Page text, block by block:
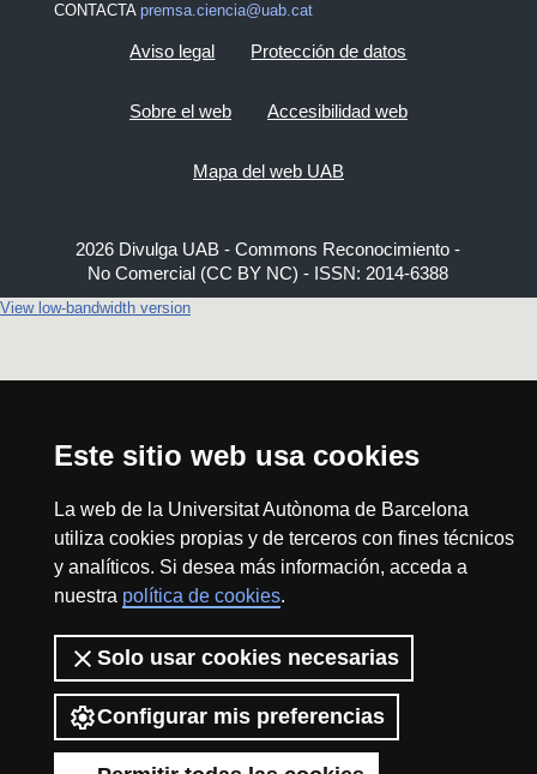
Este sitio web usa cookies
La web de la Universitat Autònoma de Barcelona
utiliza cookies propias y de terceros con fines técnicos
y analíticos. Si desea más información, acceda a
nuestra política de cookies.
Solo usar cookies necesarias
Configurar mis preferencias
CONTACTA premsa.ciencia@uab.cat
Aviso legal Protección de datos
Sobre el web Accesibilidad web
Mapa del web UAB
2026 Divulga UAB - Commons Reconocimiento -
No Comercial (CC BY NC) - ISSN: 2014-6388
View low-bandwidth version